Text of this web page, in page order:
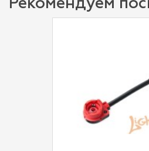
Рекомендуем